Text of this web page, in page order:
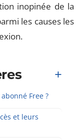
inopinée de la
les causes les
Free ?
et leurs